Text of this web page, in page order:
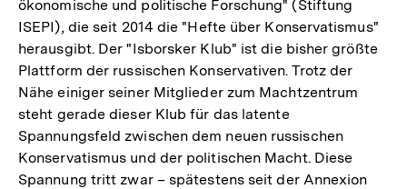
ökonomische und politische Forschung" (Stiftung
ISEPI), die seit 2014 die "Hefte über Konservatismus"
herausgibt. Der "Isborsker Klub" ist die bisher größte
Plattform der russischen Konservativen. Trotz der
Nähe einiger seiner Mitglieder zum Machtzentrum
steht gerade dieser Klub für das latente
Spannungsfeld zwischen dem neuen russischen
Konservatismus und der politischen Macht. Diese
Spannung tritt zwar – spätestens seit der Annexion